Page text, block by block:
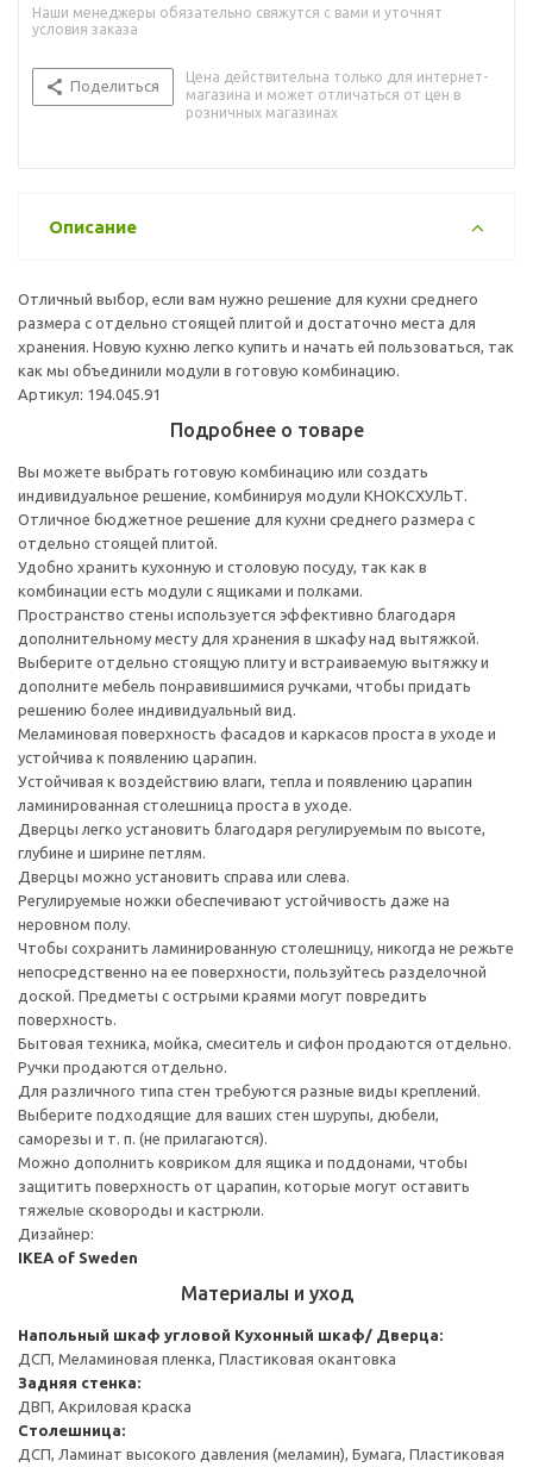
Наши менеджеры обязательно свяжутся с вами и уточнят
условия заказа
Поделиться
Цена действительна только для интернет-
магазина и может отличаться от цен в
розничных магазинах
Описание
Отличный выбор, если вам нужно решение для кухни среднего
размера с отдельно стоящей плитой и достаточно места для
хранения. Новую кухню легко купить и начать ей пользоваться, так
как мы объединили модули в готовую комбинацию.
Артикул: 194.045.91
Подробнее о товаре
Вы можете выбрать готовую комбинацию или создать
индивидуальное решение, комбинируя модули КНОКСХУЛЬТ.
Отличное бюджетное решение для кухни среднего размера с
отдельно стоящей плитой.
Удобно хранить кухонную и столовую посуду, так как в
комбинации есть модули с ящиками и полками.
Пространство стены используется эффективно благодаря
дополнительному месту для хранения в шкафу над вытяжкой.
Выберите отдельно стоящую плиту и встраиваемую вытяжку и
дополните мебель понравившимися ручками, чтобы придать
решению более индивидуальный вид.
Меламиновая поверхность фасадов и каркасов проста в уходе и
устойчива к появлению царапин.
Устойчивая к воздействию влаги, тепла и появлению царапин
ламинированная столешница проста в уходе.
Дверцы легко установить благодаря регулируемым по высоте,
глубине и ширине петлям.
Дверцы можно установить справа или слева.
Регулируемые ножки обеспечивают устойчивость даже на
неровном полу.
Чтобы сохранить ламинированную столешницу, никогда не режьте
непосредственно на ее поверхности, пользуйтесь разделочной
доской. Предметы с острыми краями могут повредить
поверхность.
Бытовая техника, мойка, смеситель и сифон продаются отдельно.
Ручки продаются отдельно.
Для различного типа стен требуются разные виды креплений.
Выберите подходящие для ваших стен шурупы, дюбели,
саморезы и т. п. (не прилагаются).
Можно дополнить ковриком для ящика и поддонами, чтобы
защитить поверхность от царапин, которые могут оставить
тяжелые сковороды и кастрюли.
Дизайнер:
IKEA of Sweden
Материалы и уход
Напольный шкаф угловой Кухонный шкаф/ Дверца:
ДСП, Меламиновая пленка, Пластиковая окантовка
Задняя стенка:
ДВП, Акриловая краска
Столешница:
ДСП, Ламинат высокого давления (меламин), Бумага, Пластиковая